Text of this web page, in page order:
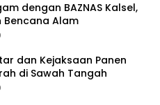
dengan BAZNAS Kalsel,
Bencana Alam
dan Kejaksaan Panen
di Sawah Tangah